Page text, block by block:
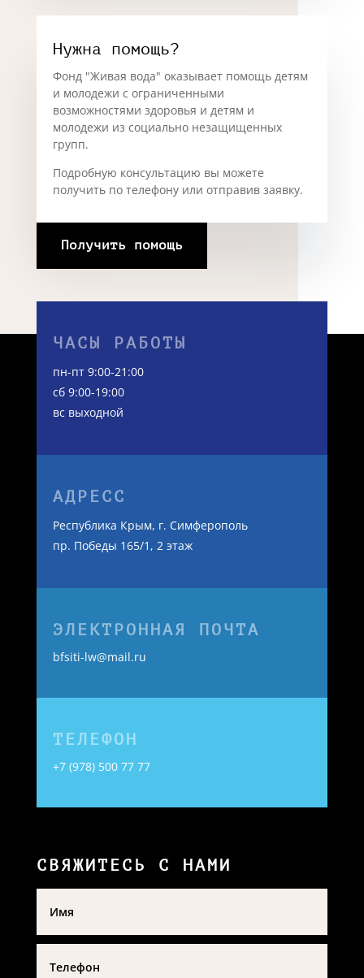
Нужна помощь?
Фонд "Живая вода" оказывает помощь детям
и молодежи с ограниченными
возможностями здоровья и детям и
молодежи из социально незащищенных
групп.
Подробную консультацию вы можете
получить по телефону или отправив заявку.
Получить помощь
ЧАСЫ РАБОТЫ
пн-пт 9:00-21:00
сб 9:00-19:00
вс выходной
АДРЕСС
Республика Крым, г. Симферополь
пр. Победы 165/1, 2 этаж
ЭЛЕКТРОННАЯ ПОЧТА
bfsiti-lw@mail.ru
ТЕЛЕФОН
+7 (978) 500 77 77
СВЯЖИТЕСЬ С НАМИ